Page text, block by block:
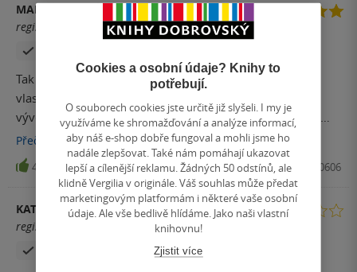
MARKÉTA KUBÍČKOVÁ
registrovaný uživatel
Tak tohle bylo krásně zakončené. Musím říct, že mám
vlastně ráda, když postavy projdou nějakým zásadním
vývojem. A to se tady stalo. Z prostacky bohyně? To je z
nuly na sto. A pro mě to funguje. Vlastně trochu škoda
urychleneho konce. Klidně bych se v tom trochu
postourala. Chtěla bych znát příběh Vitorie, ostatních
bratrů a Lucie. Takže se to tváří, jako otevřená zadní vrátka.
Spousta se toho uzavře, ale pořád tam rezerva je. Ira je
kus, kterýho by chtěla doma asi každá. Krásný, mocný,
schopný, chapavy. No, prostě to musí být ďábel, protože
Přečíst více
40 Kniha, King Cool, 2023, 9788027720606
KATHERINE ŠPAČKOVÁ
registrovaný uživatel
Cookies a osobní údaje? Knihy to
potřebují.
O souborech cookies jste určitě již slyšeli. I my je
využíváme ke shromažďování a analýze informací,
aby náš e-shop dobře fungoval a mohli jsme ho
nadále zlepšovat. Také nám pomáhají ukazovat
lepší a cílenější reklamu. Žádných 50 odstínů, ale
klidně Vergilia v originále. Váš souhlas může předat
marketingovým platformám i některé vaše osobní
údaje. Ale vše bedlivě hlídáme. Jako naši vlastní
knihovnu!
Zjistit více